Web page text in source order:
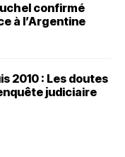
confirmé
à l’Argentine
2010 : Les doutes
judiciaire